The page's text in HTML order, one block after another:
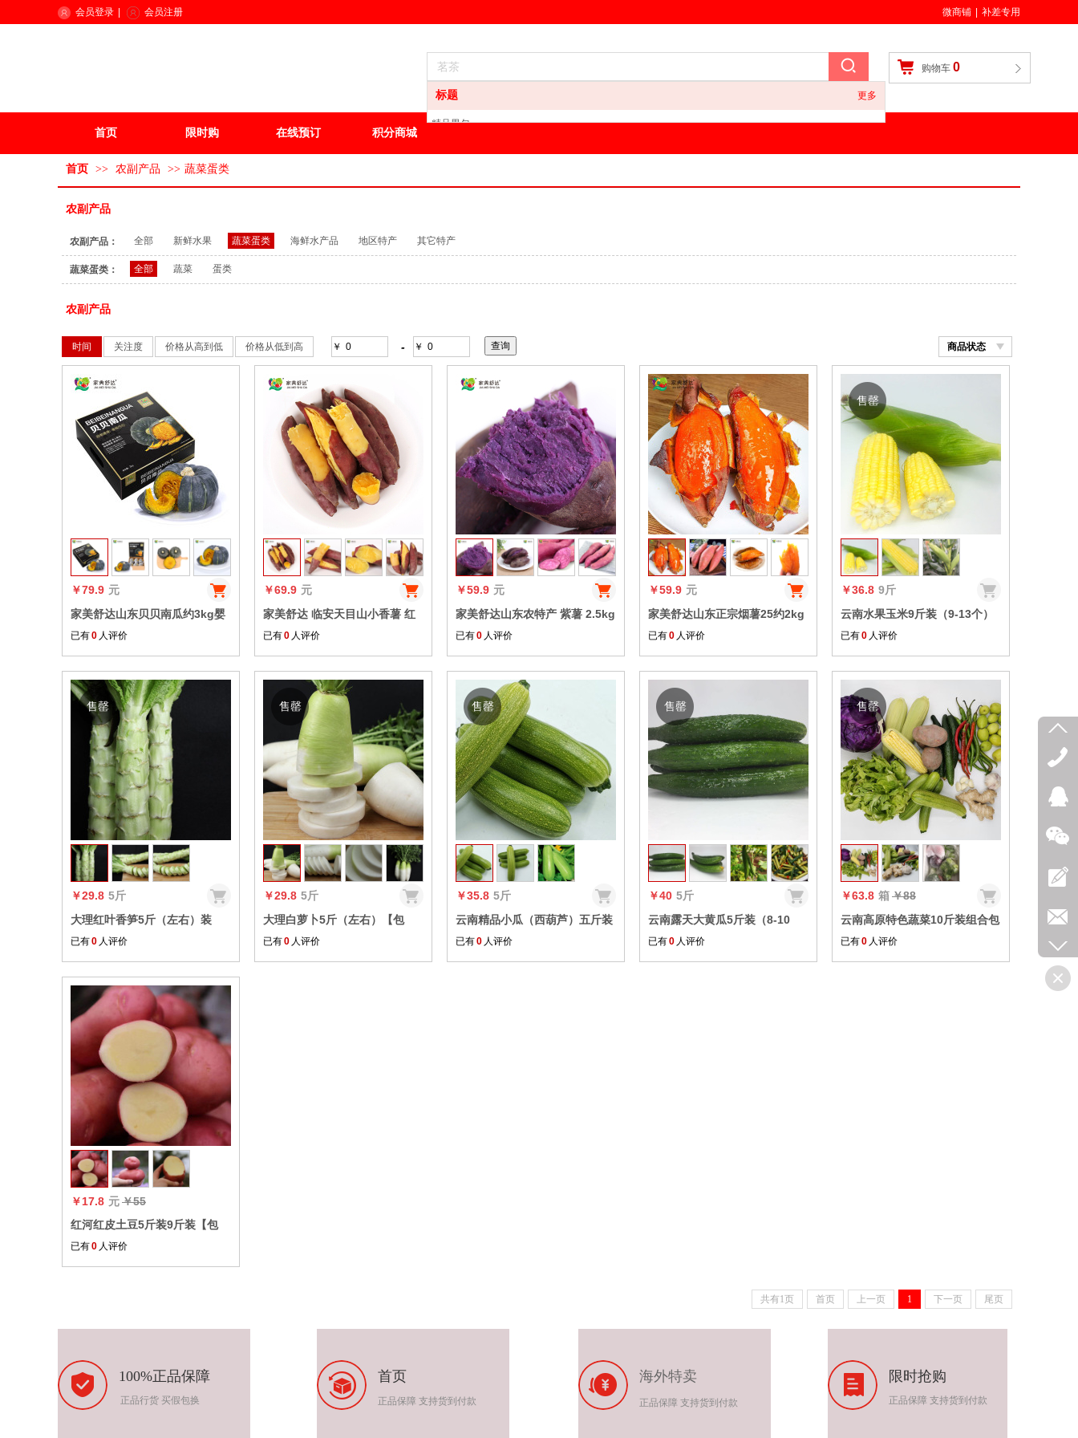
标题 更多
精品男包
其它特产
油
购物车 0
会员登录 会员注册 微商铺 补差专用
首页 限时购 在线预订 积分商城
首页 >> 农副产品 >> 蔬菜蛋类
农副产品
农副产品： 全部 新鲜水果 蔬菜蛋类 海鲜水产品 地区特产 其它特产
蔬菜蛋类： 全部 蔬菜 蛋类
农副产品
商品状态
时间 关注度 价格从高到低 价格从低到高 ￥ - ￥
￥79.9 元
家美舒达山东贝贝南瓜约3kg婴
儿代餐新鲜蔬菜精品礼盒
已有0 人评价
￥69.9 元
家美舒达 临安天目山小香薯 红
薯地瓜 2.5kg 新鲜蔬菜礼盒 健
已有0 人评价
收藏
￥59.9 元
家美舒达山东农特产 紫薯 2.5kg
地瓜 新鲜蔬菜
已有0 人评价
收藏
￥59.9 元
家美舒达山东正宗烟薯25约2kg
糖心流油烤薯红薯新鲜蔬菜
已有0 人评价
售罄
￥36.8 9斤
云南水果玉米9斤装（9-13个）
普箱+保鲜膜【包邮】
已有0 人评价
售罄
收藏
￥29.8 5斤
大理红叶香笋5斤（左右）装
【包邮】
已有0 人评价
售罄
收藏
￥29.8 5斤
大理白萝卜5斤（左右）【包
邮】
已有0 人评价
售罄
￥35.8 5斤
云南精品小瓜（西葫芦）五斤装
斤装（8-10根）【包邮】
已有0 人评价
售罄
收藏
￥40 5斤
云南露天大黄瓜5斤装（8-10
个）【包邮】
已有0 人评价
售罄
￥63.8 箱￥88
云南高原特色蔬菜10斤装组合包
顺丰【顺丰包邮】
已有0 人评价
￥17.8 元￥55
红河红皮土豆5斤装9斤装【包
邮】
已有0 人评价
共有1页 首页 上一页 1 下一页 尾页
100%正品保障
正品行货 买假包换
首页
正品保障 支持货到付款
海外特卖
正品保障 支持货到付款
限时抢购
正品保障 支持货到付款